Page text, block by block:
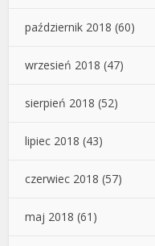
październik 2018 (60)
wrzesień 2018 (47)
sierpień 2018 (52)
lipiec 2018 (43)
czerwiec 2018 (57)
maj 2018 (61)